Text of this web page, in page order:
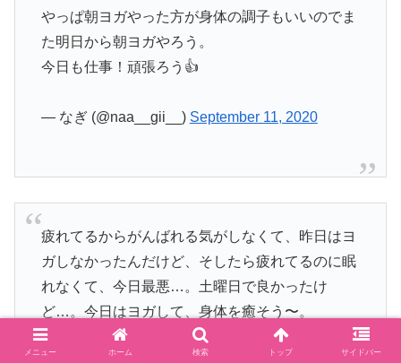
やっぱ朝ヨガやった方が身体の調子もいいのでま
た明日から朝ヨガやろう。
今日も仕事！頑張ろう👍
— なぎ (@naa__gii__) September 11, 2020
疲れてるからがんばれる気がしなくて、昨日はヨ
ガしなかったんだけど、そしたら疲れてるのに眠
れなくて、今日最悪…。土曜日で良かったけ
ど…。今日はヨガして、身体を癒そう〜。
#SOELU
#オンラインヨガ
メニュー ホーム 検索 トップ サイドバー